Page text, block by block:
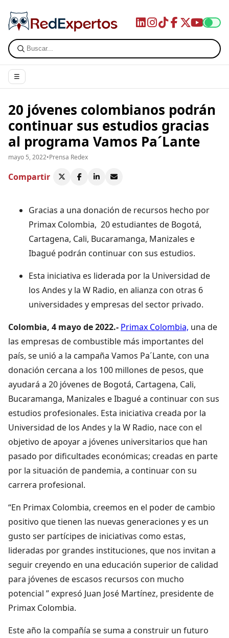
☰
20 jóvenes colombianos podrán
continuar sus estudios gracias
al programa Vamos Pa´Lante
mayo 5, 2022•Prensa Redex
Compartir
Gracias a una donación de recursos hecho por
Primax Colombia, 20 estudiantes de Bogotá,
Cartagena, Cali, Bucaramanga, Manizales e
Ibagué podrán continuar con sus estudios.
Esta iniciativa es liderada por la Universidad de
los Andes y la W Radio, en alianza con otras 6
universidades y empresas del sector privado.
Colombia, 4 mayo de 2022.- Primax Colombia, una de
las empresas de combustible más importantes del
país, se unió a la campaña Vamos Pa´Lante, con una
donación cercana a los 100 millones de pesos, que
ayudará a 20 jóvenes de Bogotá, Cartagena, Cali,
Bucaramanga, Manizales e Ibagué a continuar con sus
estudios profesionales. Esta iniciativa creada por la
Universidad de los Andes y la W Radio, nace con el
objetivo de apoyar a jóvenes universitarios que han
pasado por dificultades económicas; creadas en parte
por la situación de pandemia, a continuar con su
carrera profesional.
“En Primax Colombia, creemos en el poder de cambio
positivo que tienen las nuevas generaciones y es un
gusto ser partícipes de iniciativas como estas,
lideradas por grandes instituciones, que nos invitan a
seguir creyendo en una educación superior de calidad
para jóvenes de escasos recursos con mucho
potencial ” expresó Juan José Martínez, presidente de
Primax Colombia.
Este año la compañía se suma a construir un futuro